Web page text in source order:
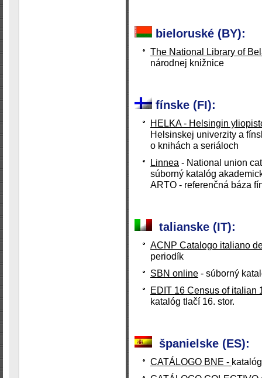
bieloruské (BY):
The National Library of
národnej knižnice
fínske (FI):
HELKA - Helsingin
Helsinskej univerzity a
o knihách a seriáloch
Linnea - National union
súborný katalóg
ARTO - referenčná báza
talianske (IT):
ACNP Catalogo italiano
periodík
SBN online - súborný
EDIT 16 Census of italian
katalóg tlačí 16. stor.
španielske (ES):
CATÁLOGO BNE -